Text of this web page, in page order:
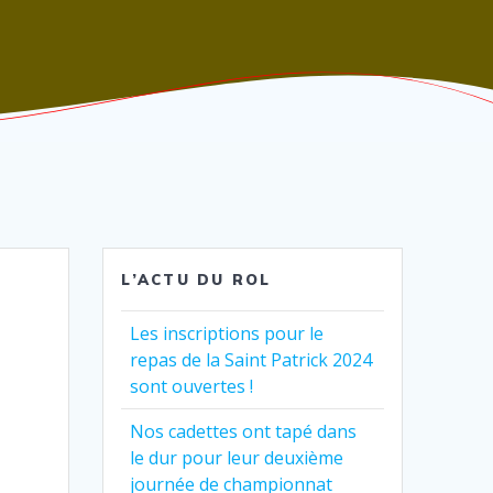
L’ACTU DU ROL
Les inscriptions pour le
repas de la Saint Patrick 2024
sont ouvertes !
Nos cadettes ont tapé dans
le dur pour leur deuxième
journée de championnat